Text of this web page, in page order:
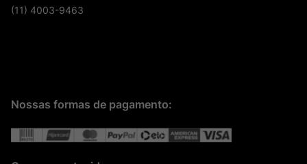
(11) 4003-9463
Nossas formas de pagamento: